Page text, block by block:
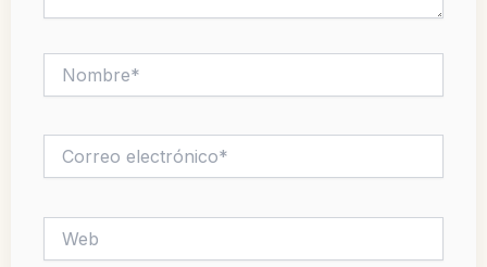
electrónico*